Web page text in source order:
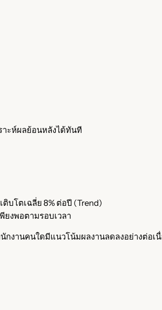
าะห์ผลย้อนหลังได้ทันที
บโตเฉลี่ย 8% ต่อปี (Trend)
งพอตามรอบเวลา
นักงานคนใดมีแนวโน้มผลงานลดลงอย่างต่อเ